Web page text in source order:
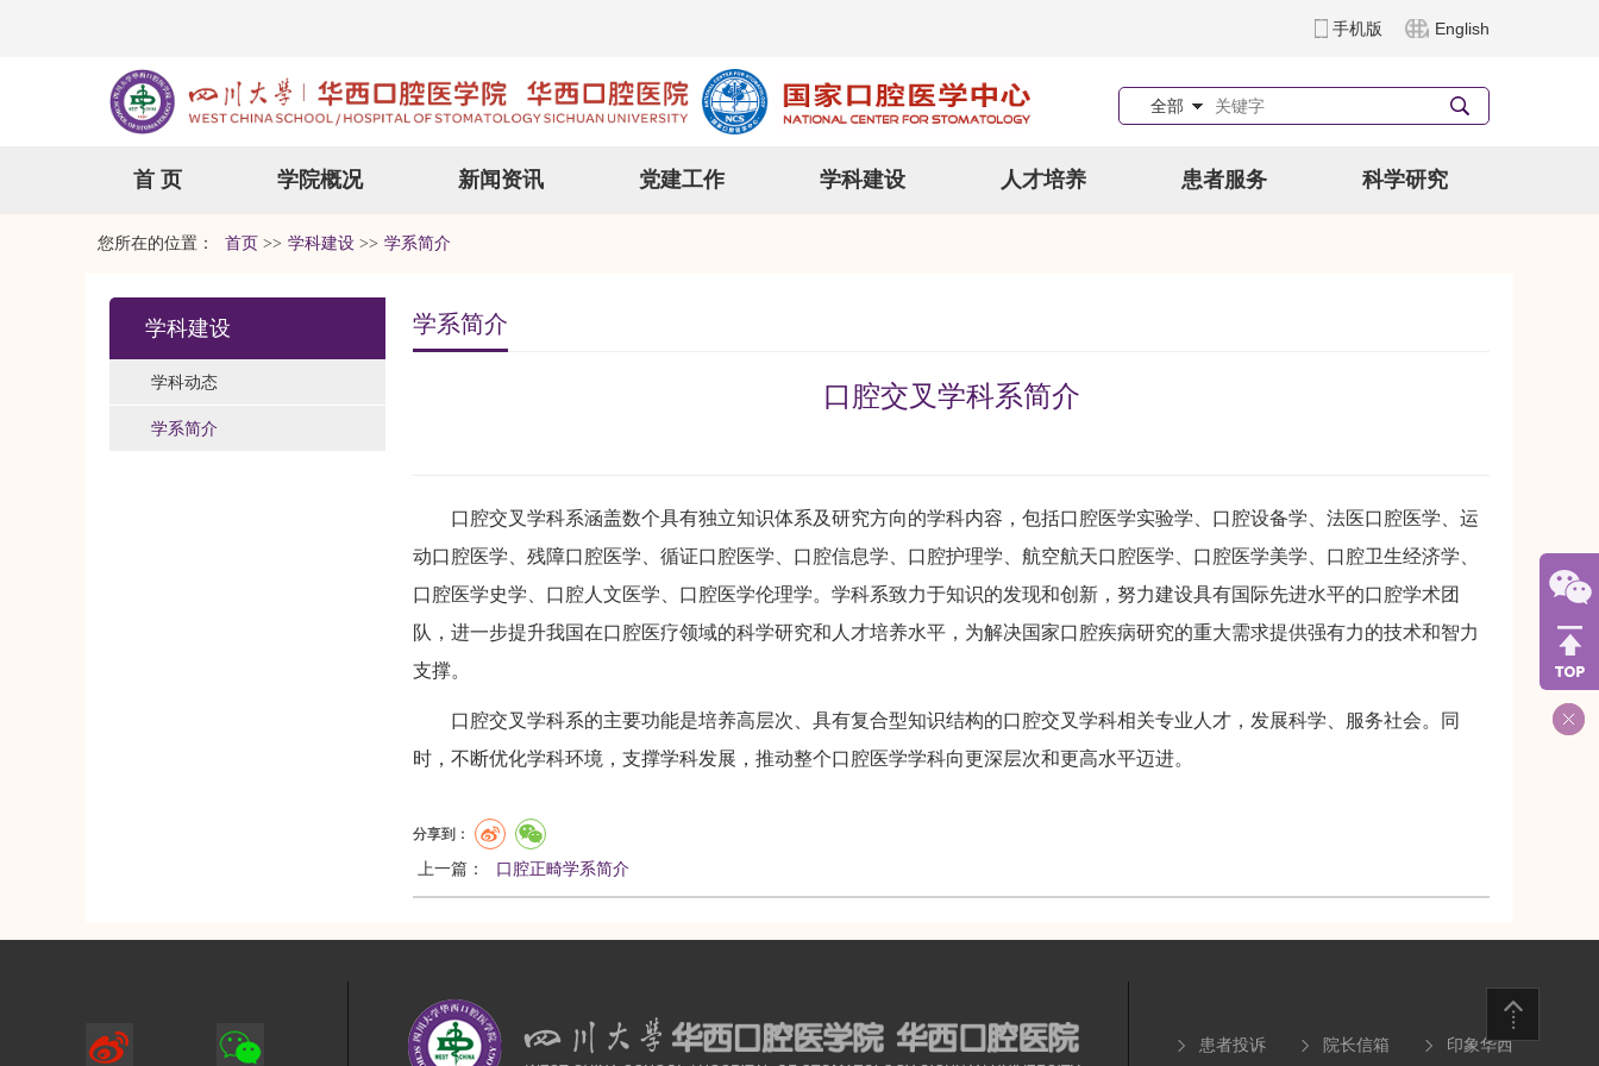
手机版 English
全部
首 页 学院概况 新闻资讯 党建工作 学科建设 人才培养 患者服务 科学研究
您所在的位置： 首页 >> 学科建设 >> 学系简介
学科建设
学科动态
学系简介
学系简介
口腔交叉学科系简介
口腔交叉学科系涵盖数个具有独立知识体系及研究方向的学科内容，包括口腔医学实验学、口腔设备学、法医口腔医学、运
动口腔医学、残障口腔医学、循证口腔医学、口腔信息学、口腔护理学、航空航天口腔医学、口腔医学美学、口腔卫生经济学、
口腔医学史学、口腔人文医学、口腔医学伦理学。学科系致力于知识的发现和创新，努力建设具有国际先进水平的口腔学术团
队，进一步提升我国在口腔医疗领域的科学研究和人才培养水平，为解决国家口腔疾病研究的重大需求提供强有力的技术和智力
支撑。
口腔交叉学科系的主要功能是培养高层次、具有复合型知识结构的口腔交叉学科相关专业人才，发展科学、服务社会。同
时，不断优化学科环境，支撑学科发展，推动整个口腔医学学科向更深层次和更高水平迈进。
分享到：
上一篇： 口腔正畸学系简介
患者投诉 院长信箱 印象华西